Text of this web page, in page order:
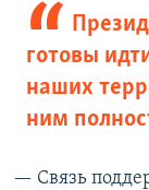
готовы
наших
ним
— Связь